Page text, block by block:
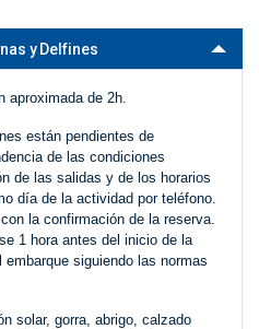
y Delfines
aproximada de 2h.
están pendientes de
de las condiciones
de las salidas y de los horarios
día de la actividad por teléfono.
la confirmación de la reserva.
1 hora antes del inicio de la
siguiendo las normas
solar, gorra, abrigo, calzado